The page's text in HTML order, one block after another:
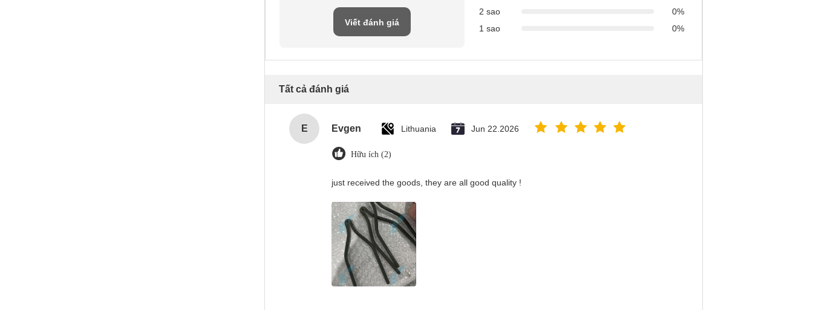
Viết đánh giá
2 sao
0%
1 sao
0%
Tất cả đánh giá
E Evgen Lithuania Jun 22.2026
Hữu ích (2)
just received the goods, they are all good quality !